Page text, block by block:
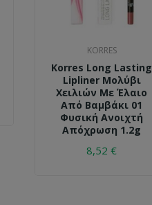
KORRES
Korres Long Lasting
Lipliner Μολύβι
Χειλιών Με Έλαιο
Από Βαμβάκι 01
Φυσική Ανοιχτή
Απόχρωση 1.2g
8,52 €